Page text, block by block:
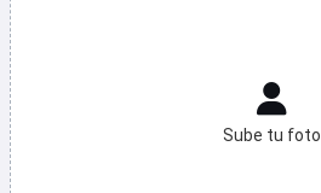
Sube tu foto